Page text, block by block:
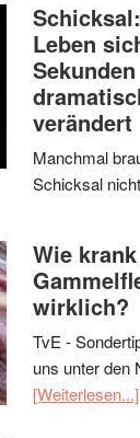
Leben
Sekunden
verändert
Manchmal
Schicksal
Wie
wirklich?
TvE -
uns unter den
[Weiterlesen...]